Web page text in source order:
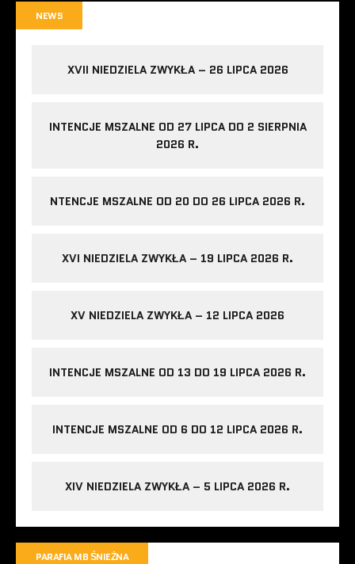
NEWS
XVII NIEDZIELA ZWYKŁA – 26 LIPCA 2026
INTENCJE MSZALNE OD 27 LIPCA DO 2 SIERPNIA
2026 R.
NTENCJE MSZALNE OD 20 DO 26 LIPCA 2026 R.
XVI NIEDZIELA ZWYKŁA – 19 LIPCA 2026 R.
XV NIEDZIELA ZWYKŁA – 12 LIPCA 2026
INTENCJE MSZALNE OD 13 DO 19 LIPCA 2026 R.
INTENCJE MSZALNE OD 6 DO 12 LIPCA 2026 R.
XIV NIEDZIELA ZWYKŁA – 5 LIPCA 2026 R.
PARAFIA MB ŚNIEŻNA